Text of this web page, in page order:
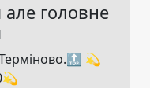
головне
💫